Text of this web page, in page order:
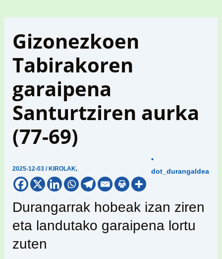
Gizonezkoen
Tabirakoren
garaipena
Santurtziren aurka
(77-69)
2025-12-03/ KIROLAK,
•
dot_durangaldea
Durangarrak hobeak izan ziren
eta landutako garaipena lortu
zuten